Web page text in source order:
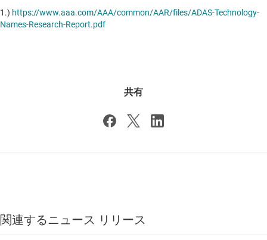
1.) https://www.aaa.com/AAA/common/AAR/files/ADAS-Technology-
Names-Research-Report.pdf
共有
関連するニュース リリース